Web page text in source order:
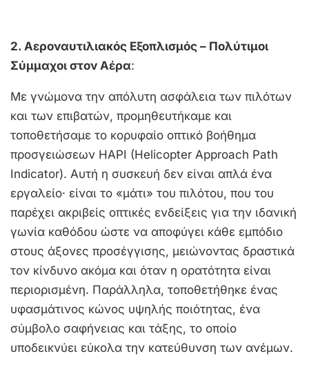
2. Αεροναυτιλιακός Εξοπλισμός – Πολύτιμοι
Σύμμαχοι στον Αέρα:
Με γνώμονα την απόλυτη ασφάλεια των πιλότων
και των επιβατών, προμηθευτήκαμε και
τοποθετήσαμε το κορυφαίο οπτικό βοήθημα
προσγειώσεων HAPI (Helicopter Approach Path
Indicator). Αυτή η συσκευή δεν είναι απλά ένα
εργαλείο· είναι το «μάτι» του πιλότου, που του
παρέχει ακριβείς οπτικές ενδείξεις για την ιδανική
γωνία καθόδου ώστε να αποφύγει κάθε εμπόδιο
στους άξονες προσέγγισης, μειώνοντας δραστικά
τον κίνδυνο ακόμα και όταν η ορατότητα είναι
περιορισμένη. Παράλληλα, τοποθετήθηκε ένας
υφασμάτινος κώνος υψηλής ποιότητας, ένα
σύμβολο σαφήνειας και τάξης, το οποίο
υποδεικνύει εύκολα την κατεύθυνση των ανέμων.